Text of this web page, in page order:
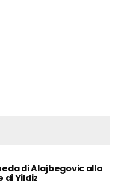
di Alajbegovic alla
di Yildiz